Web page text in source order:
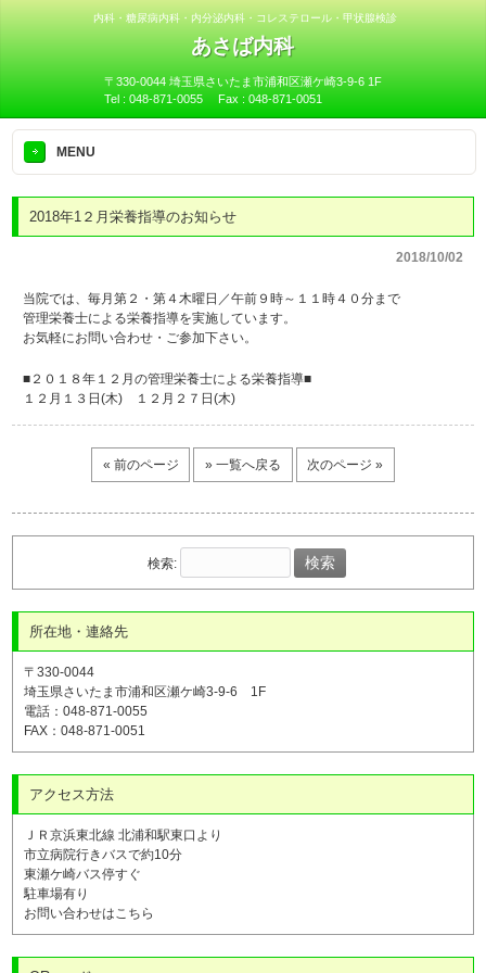
内科・糖尿病内科・内分泌内科・コレステロール・甲状腺検診
あさば内科
〒330-0044 埼玉県さいたま市浦和区瀬ケ崎3-9-6 1F
Tel : 048-871-0055 Fax : 048-871-0051
>MENU
2018年1２月栄養指導のお知らせ
2018/10/02
当院では、毎月第２・第４木曜日／午前９時～１１時４０分まで
管理栄養士による栄養指導を実施しています。
お気軽にお問い合わせ・ご参加下さい。
■２０１８年１２月の管理栄養士による栄養指導■
１２月１３日(木) １２月２７日(木)
« 前のページ » 一覧へ戻る 次のページ »
検索:
所在地・連絡先
〒330-0044
埼玉県さいたま市浦和区瀬ケ崎3-9-6 1F
電話：048-871-0055
FAX：048-871-0051
アクセス方法
ＪＲ京浜東北線 北浦和駅東口より
市立病院行きバスで約10分
東瀬ケ崎バス停すぐ
駐車場有り
お問い合わせはこちら